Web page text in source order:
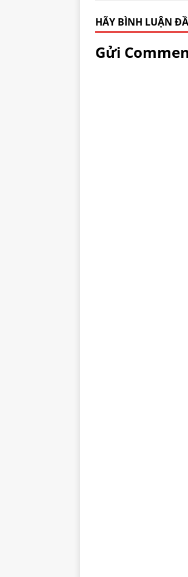
HÃY BÌNH LUẬN
Gửi